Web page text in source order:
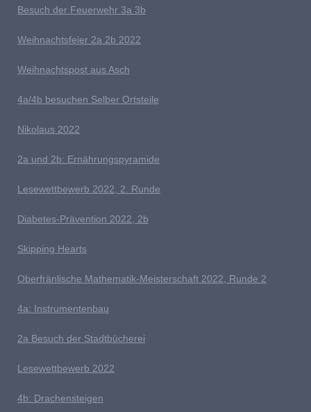
Besuch der Feuerwehr 3a 3b
Weihnachtsfeier 2a 2b 2022
Weihnachtspost aus Asch
4a/4b besuchen Selber Ortsteile
Nikolaus 2022
2a und 2b: Ernährungspyramide
Lesewettbewerb 2022, 2. Runde
Diabetes-Prävention 2022, 2b
Skipping Hearts
Oberfränlische Mathematik-Meisterschaft 2022, Runde 2
4a: Instrumentenbau
2a Besuch der Stadtbücherei
L esewettbewerb 2022
4b: Drachensteigen